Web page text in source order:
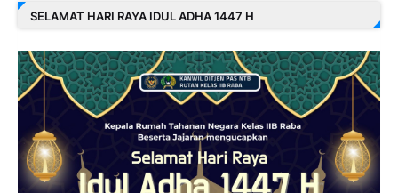
SELAMAT HARI RAYA IDUL ADHA 1447 H